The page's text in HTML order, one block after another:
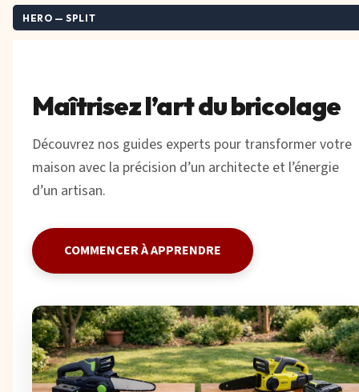
HERO — SPLIT
Maîtrisez l’art du bricolage
Découvrez nos guides experts pour transformer votre
maison avec la précision d’un architecte et l’énergie
d’un artisan.
COMMENCER À APPRENDRE